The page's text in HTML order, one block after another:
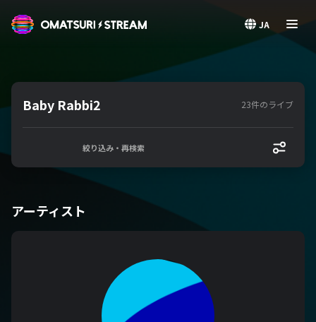
JA
Baby Rabbi2 23件のライブ
絞り込み・再検索
アーティスト